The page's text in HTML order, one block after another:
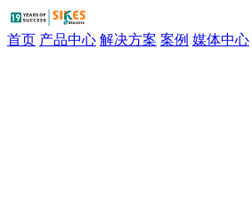
首页 产品中心 解决方案 案例 媒体中心